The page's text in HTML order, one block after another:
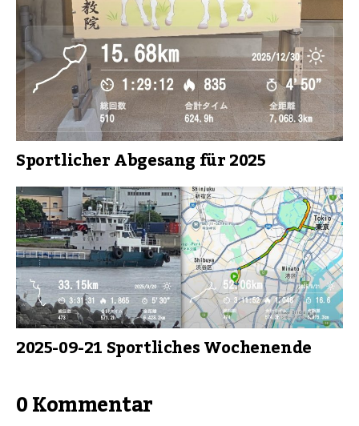
Sportlicher Abgesang für 2025
2025-09-21 Sportliches Wochenende
0 Kommentar